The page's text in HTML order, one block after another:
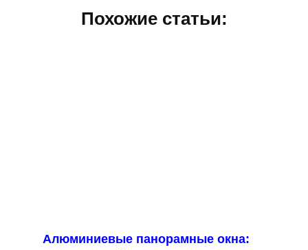
Похожие статьи:
Алюминиевые панорамные окна: